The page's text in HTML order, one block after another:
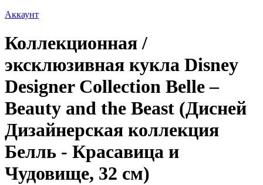
Аккаунт
Коллекционная /
эксклюзивная кукла Disney
Designer Collection Belle –
Beauty and the Beast (Дисней
Дизайнерская коллекция
Белль - Красавица и
Чудовище, 32 см)